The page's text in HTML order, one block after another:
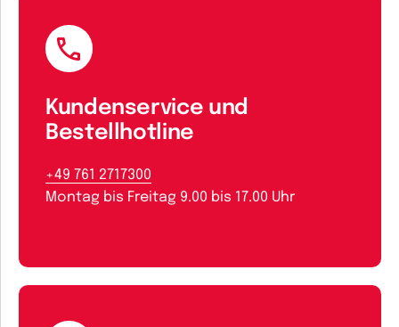
Kundenservice und
Bestellhotline
+49 761 2717300
Montag bis Freitag 9.00 bis 17.00 Uhr